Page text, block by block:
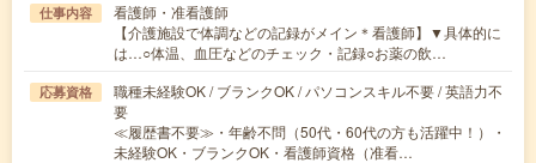
仕事内容
看護師・准看護師
【介護施設で体調などの記録がメイン＊看護師】▼具体的に
は…○体温、血圧などのチェック・記録○お薬の飲…
応募資格
職種未経験OK / ブランクOK / パソコンスキル不要 / 英語力不
要
≪履歴書不要≫・年齢不問（50代・60代の方も活躍中！）・
未経験OK・ブランクOK・看護師資格（准看…